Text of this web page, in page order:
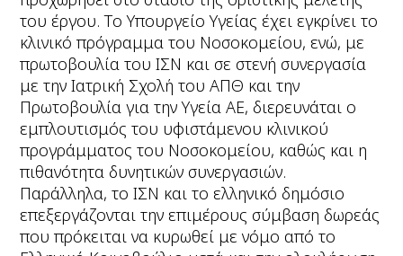
του έργου. Tο Υπουργείο Υγείας έχει εγκρίνει το
κλινικό πρόγραμμα του Νοσοκομείου, ενώ, με
πρωτοβουλία του ΙΣΝ και σε στενή συνεργασία
με την Ιατρική Σχολή του ΑΠΘ και την
Πρωτοβουλία για την Υγεία ΑΕ, διερευνάται ο
εμπλουτισμός του υφιστάμενου κλινικού
προγράμματος του Νοσοκομείου, καθώς και η
πιθανότητα δυνητικών συνεργασιών.
Παράλληλα, το ΙΣΝ και το ελληνικό δημόσιο
επεξεργάζονται την επιμέρους σύμβαση δωρεάς
που πρόκειται να κυρωθεί με νόμο από το